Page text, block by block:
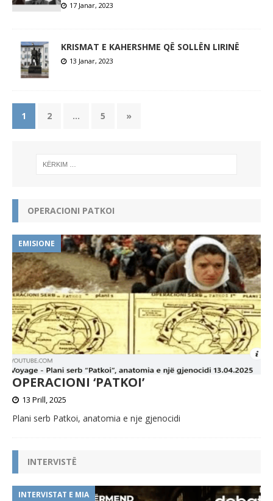
17 Janar, 2023
KRISMAT E KAHERSHME QË SOLLËN LIRINË
13 Janar, 2023
1 2 … 5 »
OPERACIONI PATKOI
EMISIONE
OPERACIONI ‘PATKOI’
13 Prill, 2025
Plani serb Patkoi, anatomia e nje gjenocidi
INTERVISTË
INTERVISTAT E MIA